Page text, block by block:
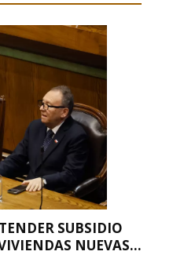
SUBSIDIO
NUEVAS...